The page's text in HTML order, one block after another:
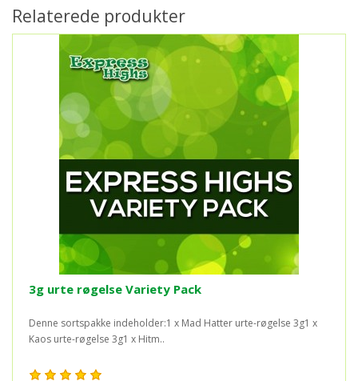
Relaterede produkter
3g urte røgelse Variety Pack
Denne sortspakke indeholder:1 x Mad Hatter urte-røgelse 3g1 x
Kaos urte-røgelse 3g1 x Hitm..